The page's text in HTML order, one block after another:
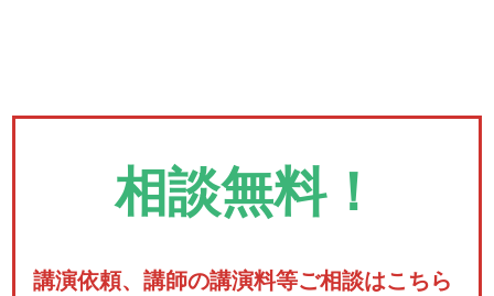
相談無料！
講演依頼、講師の講演料等ご相談はこちら